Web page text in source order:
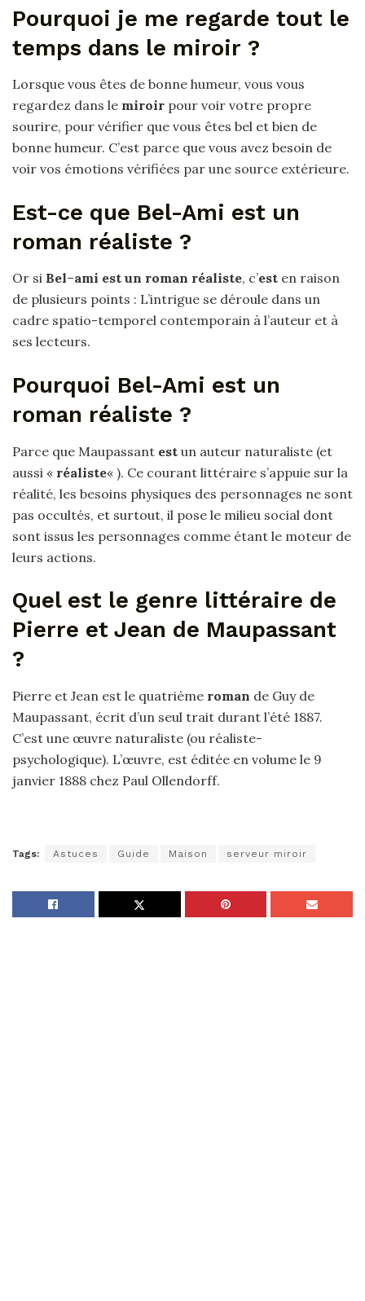
Pourquoi je me regarde tout le
temps dans le miroir ?
Lorsque vous êtes de bonne humeur, vous vous
regardez dans le miroir pour voir votre propre
sourire, pour vérifier que vous êtes bel et bien de
bonne humeur. C’est parce que vous avez besoin de
voir vos émotions vérifiées par une source extérieure.
Est-ce que Bel-Ami est un
roman réaliste ?
Or si Bel–ami est un roman réaliste, c’est en raison
de plusieurs points : L’intrigue se déroule dans un
cadre spatio-temporel contemporain à l’auteur et à
ses lecteurs.
Pourquoi Bel-Ami est un
roman réaliste ?
Parce que Maupassant est un auteur naturaliste (et
aussi « réaliste« ). Ce courant littéraire s’appuie sur la
réalité, les besoins physiques des personnages ne sont
pas occultés, et surtout, il pose le milieu social dont
sont issus les personnages comme étant le moteur de
leurs actions.
Quel est le genre littéraire de
Pierre et Jean de Maupassant
?
Pierre et Jean est le quatrième roman de Guy de
Maupassant, écrit d’un seul trait durant l’été 1887.
C’est une œuvre naturaliste (ou réaliste-
psychologique). L’œuvre, est éditée en volume le 9
janvier 1888 chez Paul Ollendorff.
Tags: Astuces Guide Maison serveur miroir